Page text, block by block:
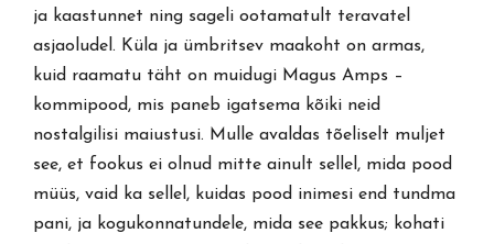
ja kaastunnet ning sageli ootamatult teravatel
asjaoludel. Küla ja ümbritsev maakoht on armas,
kuid raamatu täht on muidugi Magus Amps –
kommipood, mis paneb igatsema kõiki neid
nostalgilisi maiustusi. Mulle avaldas tõeliselt muljet
see, et fookus ei olnud mitte ainult sellel, mida pood
müüs, vaid ka sellel, kuidas pood inimesi end tundma
pani, ja kogukonnatundele, mida see pakkus; kohati